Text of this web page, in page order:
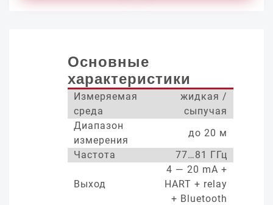
Основные
характеристики
Измеряемая
среда
жидкая /
сыпучая
Диапазон
измерения
до 20 м
Частота
77…81 ГГц
Выход
4 — 20 mA +
HART + relay
+ Bluetooth